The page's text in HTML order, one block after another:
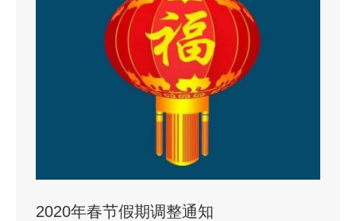
2020年春节假期调整通知